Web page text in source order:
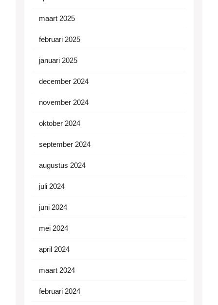
maart 2025
februari 2025
januari 2025
december 2024
november 2024
oktober 2024
september 2024
augustus 2024
juli 2024
juni 2024
mei 2024
april 2024
maart 2024
februari 2024